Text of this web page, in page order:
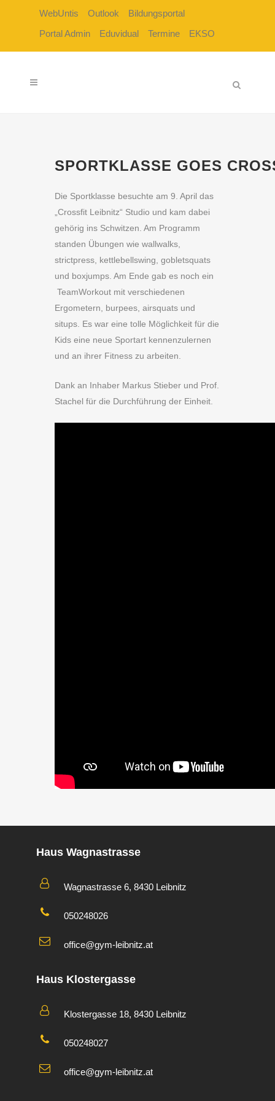
WebUntis Outlook
Bildungsportal
Portal Admin
Eduvidual Termine EKSO
SPORTKLASSE GOES
Die Sportklasse besuchte am 9. April das
„Crossfit Leibnitz“ Studio und kam dabei
gehörig ins Schwitzen. Am Programm
standen Übungen wie wallwalks,
strictpress, kettlebellswing, gobletsquats
und boxjumps. Am Ende gab es noch ein
TeamWorkout mit verschiedenen
Ergometern, burpees, airsquats und
situps. Es war eine tolle Möglichkeit für die
Kids eine neue Sportart kennenzulernen
und an ihrer Fitness zu arbeiten.
Dank an Inhaber Markus Stieber und Prof.
Stachel für die Durchführung der Einheit.
Haus Wagnastrasse
Wagnastrasse 6, 8430 Leibnitz
050248026
office@gym-leibnitz.at
Haus Klostergasse
Klostergasse 18, 8430 Leibnitz
050248027
office@gym-leibnitz.at